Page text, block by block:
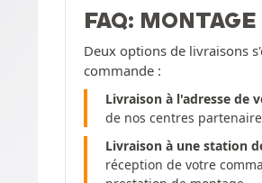
FAQ: MONTAGE
Deux options de livraisons
commande :
Livraison à l'adresse de
de nos centres
Livraison à une station
réception de votre